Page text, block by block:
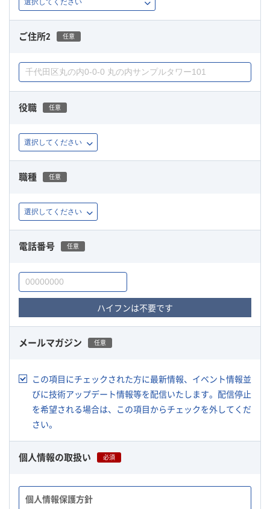
ご住所2 任意
役職 任意
職種 任意
電話番号 任意
ハイフンは不要です
メールマガジン 任意
この項目にチェックされた方に最新情報、イベント情報並
びに技術アップデート情報等を配信いたします。配信停止
を希望される場合は、この項目からチェックを外してくだ
さい。
個人情報の取扱い 必須
個人情報保護方針